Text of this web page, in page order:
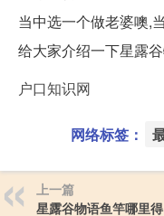
当中选一个做老婆噢,
给大家介绍一下星露
户口知识网
网络标签：
上一篇
星露谷物语鱼竿哪里得